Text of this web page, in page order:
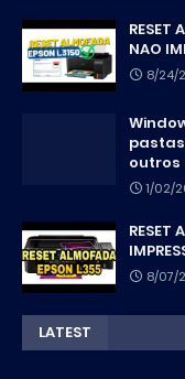
RESET
NAO
8/24/
pastas
outros
1/02/
RESET
8/07/
LATEST